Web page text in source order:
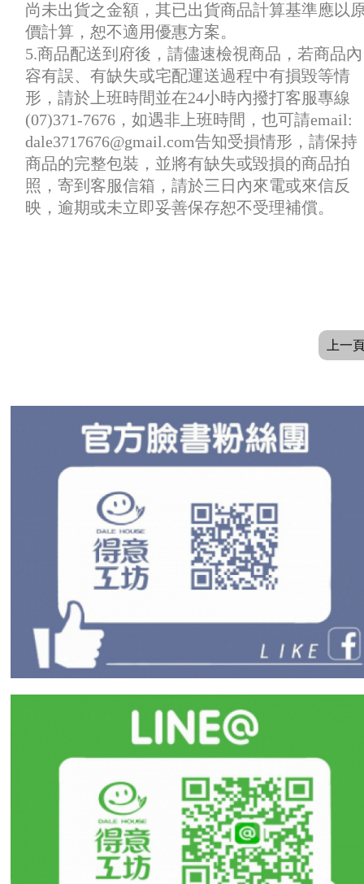
尚未出貨之金額，其已出貨商品計算基準應以
價計算，恕不適用優惠方案。
5.商品配送到府後，請儘速檢視商品，若商品內
容有誤、有缺失或宅配運送過程中有損毀等情
形，請於上班時間並在24小時內撥打客服專線
(07)371-7676，如遇非上班時間，也可請email:
dale3717676@gmail.com告知受損情形，請保持
商品的完整包裝，並將有缺失或毀損的商品拍
照，寄到客服信箱，請於三日內來電或來信反
映，逾期或未立即妥善保存恕不受理補償。
上一